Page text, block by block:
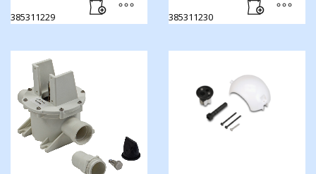
385311229 385311230